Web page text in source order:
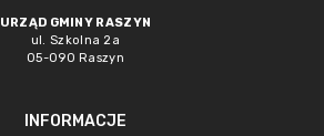
URZĄD GMINY RASZYN
ul. Szkolna 2a
05-090 Raszyn
INFORMACJE